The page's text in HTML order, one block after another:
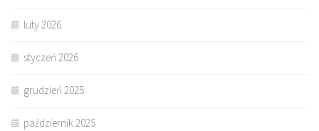
luty 2026
styczeń 2026
grudzień 2025
październik 2025